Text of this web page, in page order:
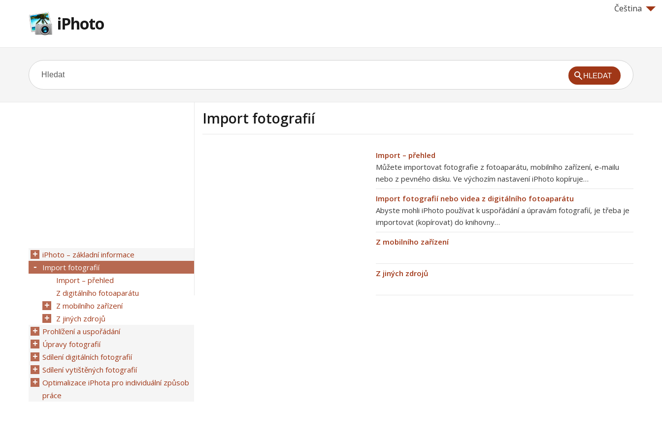
Čeština
iPhoto
HLEDAT
Import fotografií
Import – přehled
Můžete importovat fotografie z fotoaparátu, mobilního zařízení, e-mailu
nebo z pevného disku. Ve výchozím nastavení iPhoto kopíruje…
Import fotografií nebo videa z digitálního fotoaparátu
Abyste mohli iPhoto používat k uspořádání a úpravám fotografií, je třeba je
importovat (kopírovat) do knihovny…
Z mobilního zařízení
Z jiných zdrojů
iPhoto – základní informace
Import fotografií
Import – přehled
Z digitálního fotoaparátu
Z mobilního zařízení
Z jiných zdrojů
Prohlížení a uspořádání
Úpravy fotografií
Sdílení digitálních fotografií
Sdílení vytištěných fotografií
Optimalizace iPhota pro individuální způsob
práce